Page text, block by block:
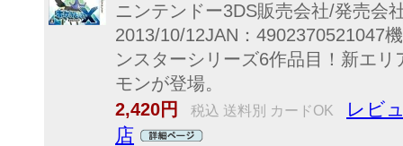
ニンテンドー3DS販売会社/発売会
2013/10/12JAN：4902370521047
ンスターシリーズ6作品目！新エ
モンが登場。
2,420円
税込 送料別 カードOK
レビ
店